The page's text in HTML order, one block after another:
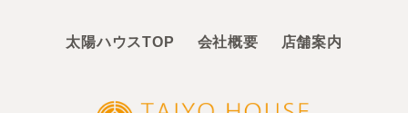
太陽ハウスTOP 会社概要 店舗案内